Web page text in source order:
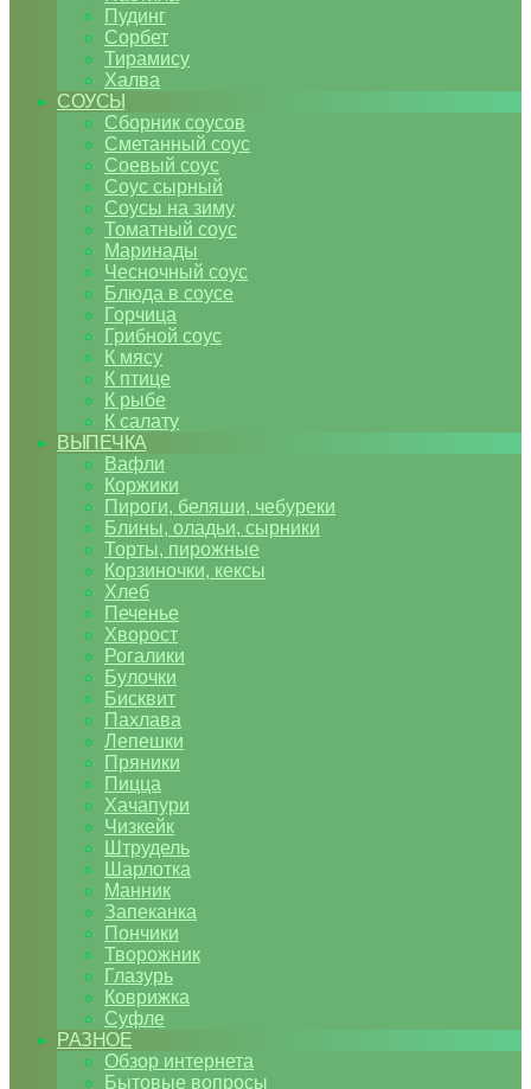
Пудинг
Сорбет
Тирамису
Халва
СОУСЫ
Сборник соусов
Сметанный соус
Соевый соус
Соус сырный
Соусы на зиму
Томатный соус
Маринады
Чесночный соус
Блюда в соусе
Горчица
Грибной соус
К мясу
К птице
К рыбе
К салату
ВЫПЕЧКА
Вафли
Коржики
Пироги, беляши, чебуреки
Блины, оладьи, сырники
Торты, пирожные
Корзиночки, кексы
Хлеб
Печенье
Хворост
Рогалики
Булочки
Бисквит
Пахлава
Лепешки
Пряники
Пицца
Хачапури
Чизкейк
Штрудель
Шарлотка
Манник
Запеканка
Пончики
Творожник
Глазурь
Коврижка
Суфле
РАЗНОЕ
Обзор интернета
Бытовые вопросы